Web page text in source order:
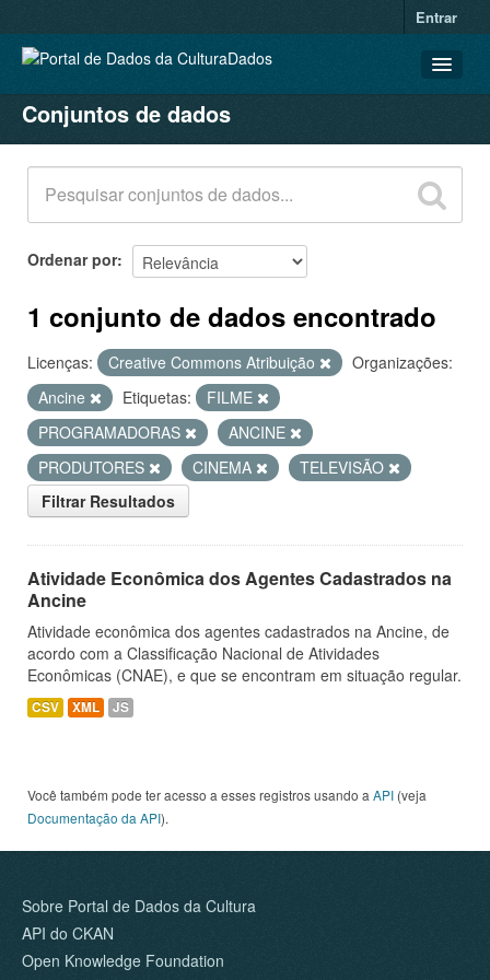
Entrar
CONJUNTOS DE DADOS
ORGANIZAÇÕES
GRUPOS
SOBRE
Conjuntos de dados
Ordenar por
1 conjunto de dados encontrado
Licenças: Creative Commons Atribuição
Organizações:
Ancine
Etiquetas:
FILME
PROGRAMADORAS
ANCINE
PRODUTORES
CINEMA
TELEVISÃO
Filtrar Resultados
Atividade Econômica dos Agentes Cadastrados na
Ancine
Atividade econômica dos agentes cadastrados na Ancine, de
acordo com a Classificação Nacional de Atividades
Econômicas (CNAE), e que se encontram em situação regular.
CSV XML JS
Você também pode ter acesso a esses registros usando a API (veja
Documentação da API).
Sobre Portal de Dados da Cultura
API do CKAN
Open Knowledge Foundation